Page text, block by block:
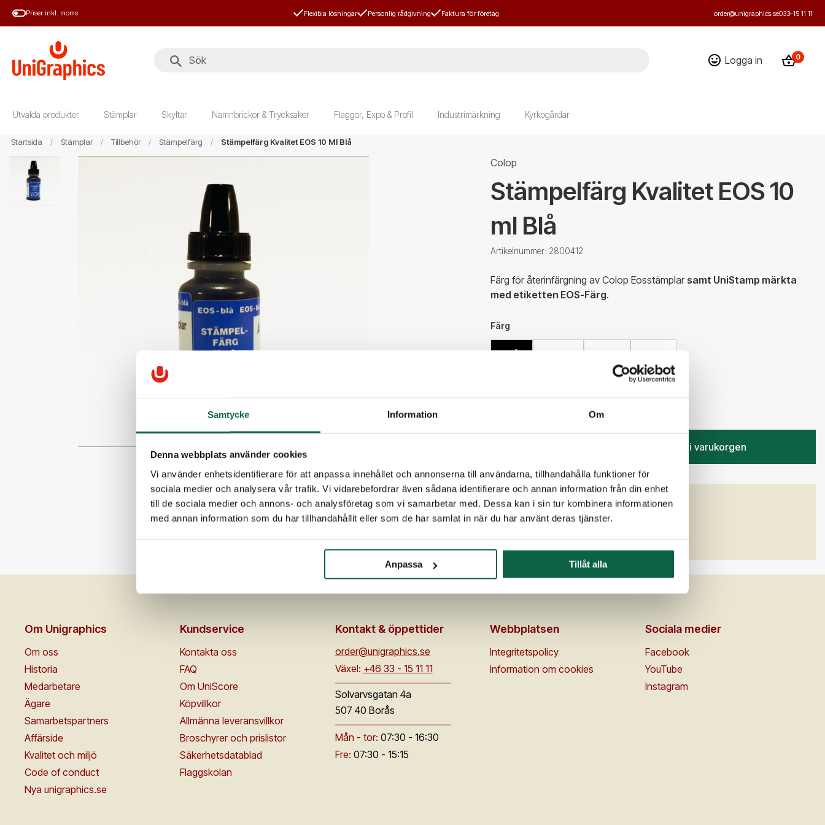
Samtycke Information Om
Denna webbplats använder cookies
Vi använder enhetsidentifierare för att anpassa innehållet och annonserna till användarna, tillhandahålla funktioner för
sociala medier och analysera vår trafik. Vi vidarebefordrar även sådana identifierare och annan information från din enhet
till de sociala medier och annons- och analysföretag som vi samarbetar med. Dessa kan i sin tur kombinera informationen
med annan information som du har tillhandahållit eller som de har samlat in när du har använt deras tjänster.
Anpassa Tillåt alla
HoppaPriser inkl. moms Flexibla lösningar Personlig rådgivning Faktura för företag order@unigraphics.se033-15 11 11
Logga in 0
Utvalda produkter Stämplar Skyltar Namnbrickor & Trycksaker Flaggor, Expo & Profil Industrimärkning Kyrkogårdar
Startsida Stämplar Tillbehör Stämpelfärg Stämpelfärg Kvalitet EOS 10 Ml Blå
Colop
Stämpelfärg Kvalitet EOS 10
ml Blå
Artikelnummer: 2800412
Färg för återinfärgning av Colop Eosstämplar samt UniStamp märkta
med etiketten EOS-Färg.
Färg
Blå
188,75 kr
Antal
Lägg i varukorgen
PRODUKTEGENSKAPER
Färg
Blå
Om Unigraphics
Om oss
Historia
Medarbetare
Ägare
Samarbetspartners
Affärside
Kvalitet och miljö
Code of conduct
Nya unigraphics.se
Kundservice
Kontakta oss
FAQ
Om UniScore
Köpvillkor
Allmänna leveransvillkor
Broschyrer och prislistor
Säkerhetsdatablad
Flaggskolan
Kontakt & öppettider
order@unigraphics.se
Växel: +46 33 - 15 11 11
Solvarvsgatan 4a
507 40 Borås
Mån - tor: 07:30 - 16:30
Fre: 07:30 - 15:15
Webbplatsen
Integritetspolicy
Information om cookies
Sociala medier
Facebook
YouTube
Instagram